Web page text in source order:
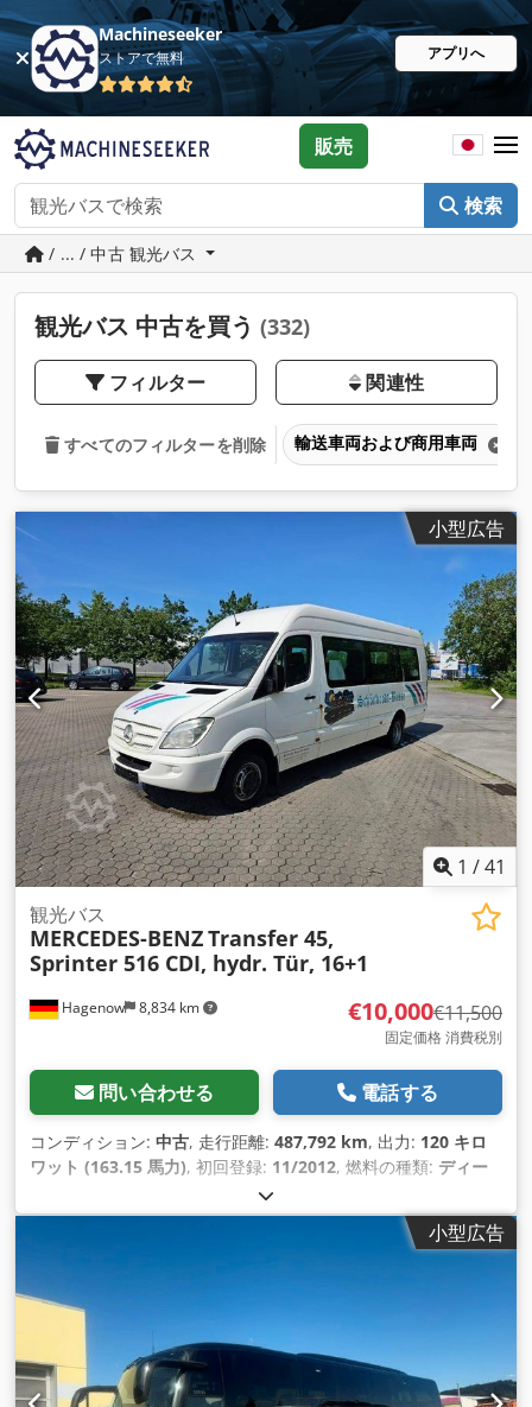
Machineseeker
ストアで無料 アプリへ
検索
販売
/ ... / 中古 観光バス
観光バス 中古を買う (332)
フィルター 関連性
すべてのフィルターを削除 輸送車両および商用車両
小型広告
1 /41
Hagenow 8,834 km
観光バス
MERCEDES-BENZTransfer 45,
Sprinter 516 CDI, hydr. Tür, 16+1
€10,000€11,500
固定価格 消費税別
問い合わせる 電話する
コンディション: 中古, 走行距離: 487,792 km, 出力: 120 キロ
ワット (163.15 馬力), 初回登録: 11/2012, 燃料の種類: ディー
オートマチック
12/2025, 排出クラス:ユーロ5, 色:白色, 装備:ABS（アンチロ
ック・ブレーキ・システム）, すすフィルター, 電子安定制御プ
ログラム (ESP)
小型広告